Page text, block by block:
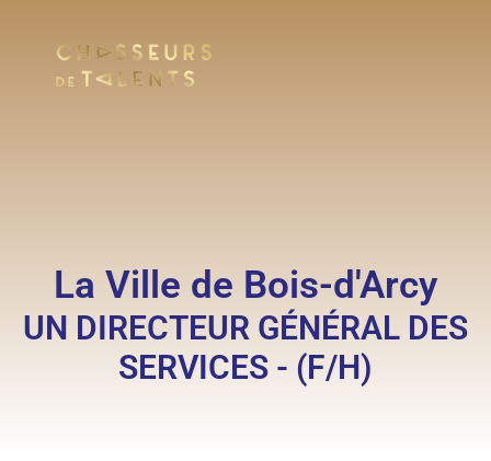
La Ville de Bois-d'Arcy
UN DIRECTEUR GÉNÉRAL DES
SERVICES - (F/H)